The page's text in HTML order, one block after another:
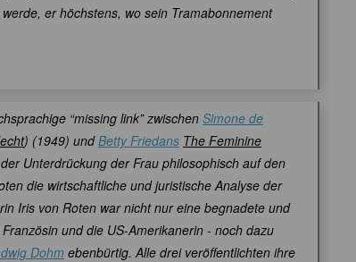
er höchstens, wo sein Tramabonnement
“missing link” zwischen Simone de
) (1949) undBetty Friedans The Feminine
Unterdrückung der Frau philosophisch auf den
die wirtschaftliche und juristische Analyse der
Iris von Roten war nicht nur eine begnadete und
und die US-Amerikanerin - noch dazu
Dohm ebenbürtig. Alle drei veröffentlichten ihre